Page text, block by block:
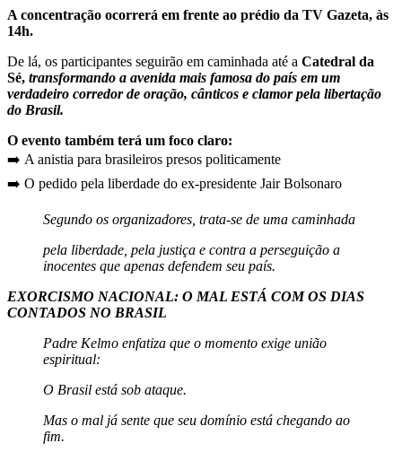
A concentração ocorrerá em frente ao prédio da TV Gazeta, às
14h.
De lá, os participantes seguirão em caminhada até a Catedral da
Sé, transformando a avenida mais famosa do país em um
verdadeiro corredor de oração, cânticos e clamor pela libertação
do Brasil.
O evento também terá um foco claro:
➡️ A anistia para brasileiros presos politicamente
➡️ O pedido pela liberdade do ex-presidente Jair Bolsonaro
Segundo os organizadores, trata-se de uma caminhada
pela liberdade, pela justiça e contra a perseguição a
inocentes que apenas defendem seu país.
EXORCISMO NACIONAL: O MAL ESTÁ COM OS DIAS
CONTADOS NO BRASIL
Padre Kelmo enfatiza que o momento exige união
espiritual:
O Brasil está sob ataque.
Mas o mal já sente que seu domínio está chegando ao
fim.